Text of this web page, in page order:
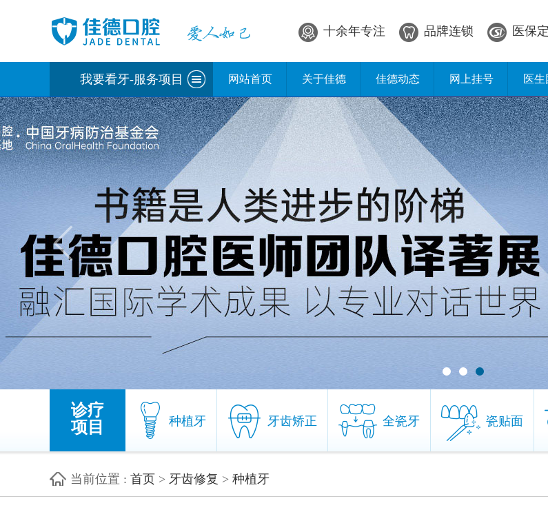
十余年专注 品牌连锁 医保
我要看牙-服务项目 网站首页 关于佳德 佳德动态 网上挂号 医生
诊疗
项目
种植牙
种植牙
牙齿矫正 全瓷牙 瓷贴面
当前位置 : 首页 > 牙齿修复 > 种植牙